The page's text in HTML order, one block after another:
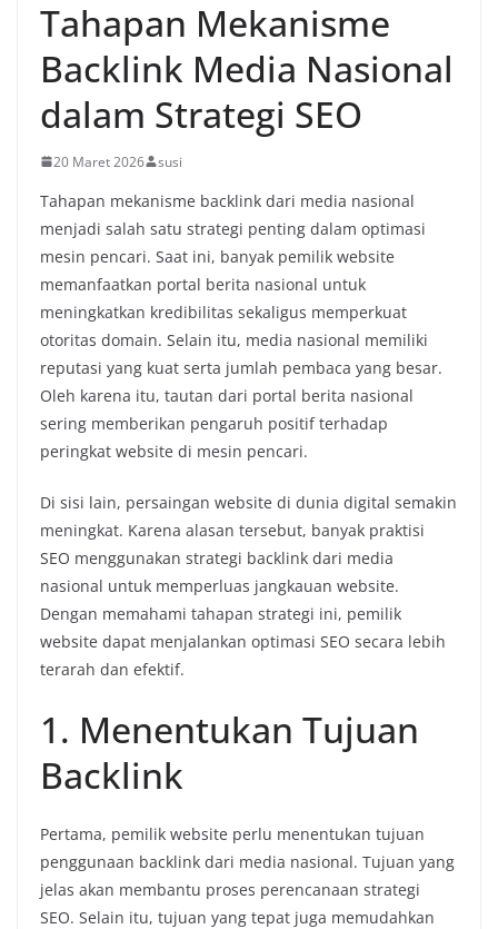
Tahapan Mekanisme
Backlink Media Nasional
dalam Strategi SEO
20 Maret 2026 susi
Tahapan mekanisme backlink dari media nasional
menjadi salah satu strategi penting dalam optimasi
mesin pencari. Saat ini, banyak pemilik website
memanfaatkan portal berita nasional untuk
meningkatkan kredibilitas sekaligus memperkuat
otoritas domain. Selain itu, media nasional memiliki
reputasi yang kuat serta jumlah pembaca yang besar.
Oleh karena itu, tautan dari portal berita nasional
sering memberikan pengaruh positifterhadap
peringkat website di mesin pencari.
Di sisi lain, persaingan website di dunia digital semakin
meningkat. Karena alasan tersebut, banyak praktisi
SEO menggunakan strategi backlink dari media
nasional untuk memperluas jangkauan website.
Dengan memahami tahapan strategi ini, pemilik
website dapat menjalankan optimasi SEO secara lebih
terarah dan efektif.
1. Menentukan Tujuan
Backlink
Pertama, pemilik website perlu menentukan tujuan
penggunaan backlink dari media nasional. Tujuan yang
jelas akan membantu proses perencanaan strategi
SEO. Selain itu, tujuan yang tepat juga memudahkan